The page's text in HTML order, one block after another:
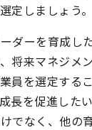
定しましょう。
ダーを育成し
将来マネジメ
員を選定する
長を促進した
でなく、他の